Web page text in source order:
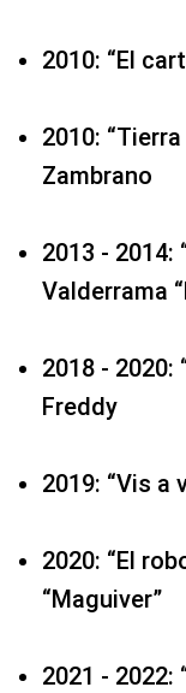
2010: “El
2010:
Zambrano
2013 - 2014:
Valderrama
2018 - 2020:
Freddy
2019: “Vis a
2020: “El
“Maguiver”
2021 - 2022: